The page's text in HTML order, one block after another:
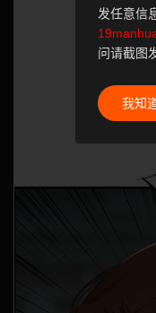
发任意信
问请截图
我知